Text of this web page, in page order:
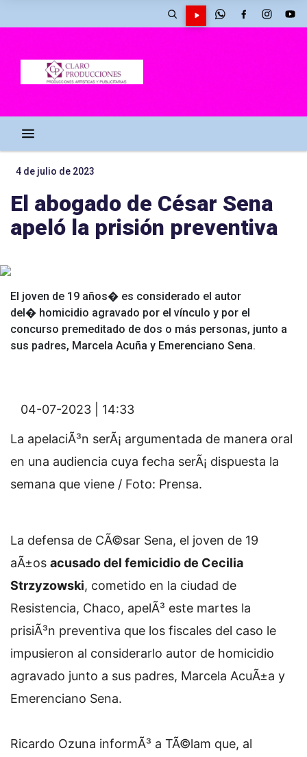
4 de julio de 2023
El abogado de César Sena
apeló la prisión preventiva
El joven de 19 años� es considerado el autor
del� homicidio agravado por el vínculo y por el
concurso premeditado de dos o más personas, junto a
sus padres, Marcela Acuña y Emerenciano Sena.
04-07-2023 | 14:33
La apelaciÃ³n serÃ¡ argumentada de manera oral
en una audiencia cuya fecha serÃ¡ dispuesta la
semana que viene / Foto: Prensa.
La defensa de CÃ©sar Sena, el joven de 19
aÃ±os acusado del femicidio de Cecilia
Strzyzowski, cometido en la ciudad de
Resistencia, Chaco, apelÃ³ este martes la
prisiÃ³n preventiva que los fiscales del caso le
impusieron al considerarlo autor de homicidio
agravado junto a sus padres, Marcela AcuÃ±a y
Emerenciano Sena.
Ricardo Ozuna informÃ³ a TÃ©lam que, al